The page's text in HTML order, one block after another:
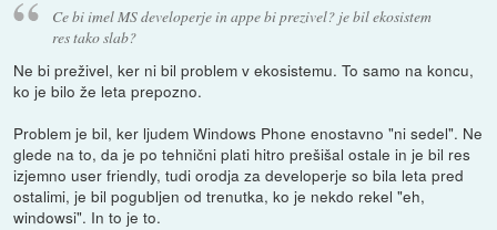
Ce bi imel MS developerje in appe bi prezivel? je bil ekosistem
res tako slab?
Ne bi preživel, ker ni bil problem v ekosistemu. To samo na koncu,
ko je bilo že leta prepozno.
Problem je bil, ker ljudem Windows Phone enostavno "ni sedel". Ne
glede na to, da je po tehnični plati hitro prešišal ostale in je bil res
izjemno user friendly, tudi orodja za developerje so bila leta pred
ostalimi, je bil pogubljen od trenutka, ko je nekdo rekel "eh,
windowsi". In to je to.